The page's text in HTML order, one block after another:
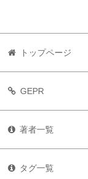
トップページ
GEPR
著者一覧
タグ一覧